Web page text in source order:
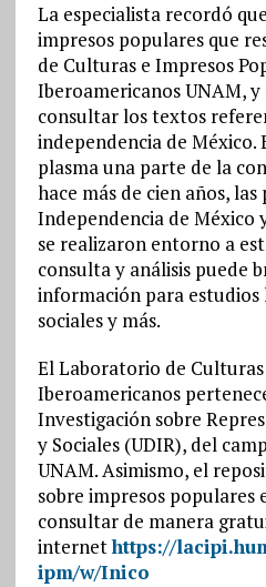
La especialista recordó
impresos populares que
de Culturas e Impresos
Iberoamericanos UNAM,
consultar los textos
independencia de México.
plasma una parte de la
hace más de cien años,
Independencia de México
se realizaron entorno a
consulta y análisis puede
información para
sociales y más.
El Laboratorio de
Iberoamericanos
Investigación sobre
y Sociales (UDIR), del
UNAM. Asimismo, el
sobre impresos populares
consultar de manera
internethttps://
ipm/w/Inico